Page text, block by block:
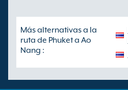
Más alternativas a la
ruta de Phuket a Ao
Nang :